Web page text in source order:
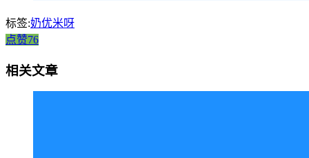
标签:奶优米呀
点赞76
相关文章